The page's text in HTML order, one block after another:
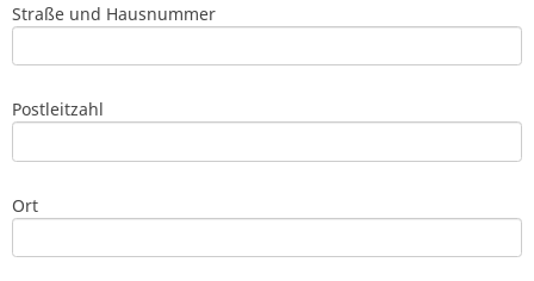
Straße und Hausnummer
Postleitzahl
Ort